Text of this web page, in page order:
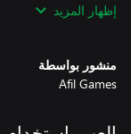
فن بيكسل مصمم
كل بالون يقرب
إظهار المزيد
منشور بواسطة
Afil Games